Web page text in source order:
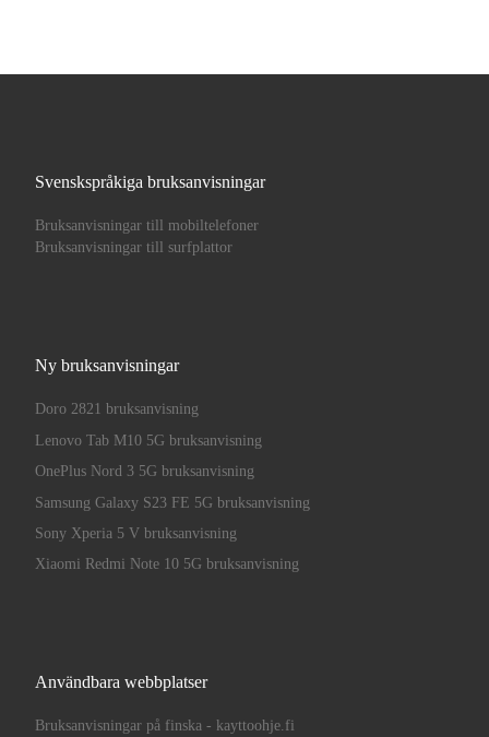
Svenskspråkiga bruksanvisningar
Bruksanvisningar till mobiltelefoner
Bruksanvisningar till surfplattor
Ny bruksanvisningar
Doro 2821 bruksanvisning
Lenovo Tab M10 5G bruksanvisning
OnePlus Nord 3 5G bruksanvisning
Samsung Galaxy S23 FE 5G bruksanvisning
Sony Xperia 5 V bruksanvisning
Xiaomi Redmi Note 10 5G bruksanvisning
Användbara webbplatser
Bruksanvisningar på finska - kayttoohje.fi